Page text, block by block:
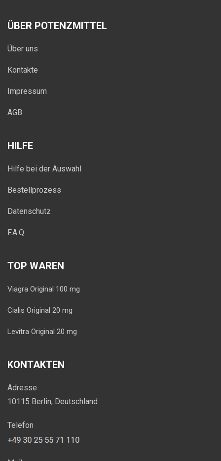
ÜBER POTENZMITTEL
Über uns
Kontakte
Impressum
AGB
HILFE
Hilfe bei der Auswahl
Bestellprozess
Datenschutz
F.A.Q.
TOP WAREN
Viagra Original 100 mg
Cialis Original 20 mg
Levitra Original 20 mg
KONTAKTEN
Adresse
10115 Berlin, Deutschland
Telefon